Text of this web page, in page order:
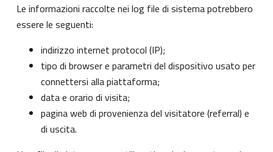
Le informazioni raccolte nei log file di sistema potrebbero
essere le seguenti:
indirizzo internet protocol (IP);
tipo di browser e parametri del dispositivo usato per
connettersi alla piattaforma;
data e orario di visita;
pagina web di provenienza del visitatore (referral) e
di uscita.